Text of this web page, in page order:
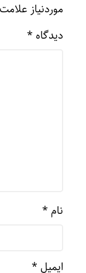
موردنیاز
دیدگاه *
نام *
ایمیل *